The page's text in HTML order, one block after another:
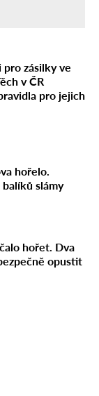
pro zásilky ve
v ČR
pro jejich
hořelo.
slámy
hořet. Dva
opustit